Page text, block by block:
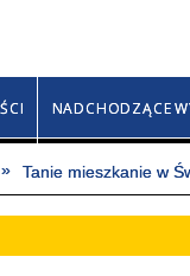
NADCHODZĄCE
Tanie mieszkanie w